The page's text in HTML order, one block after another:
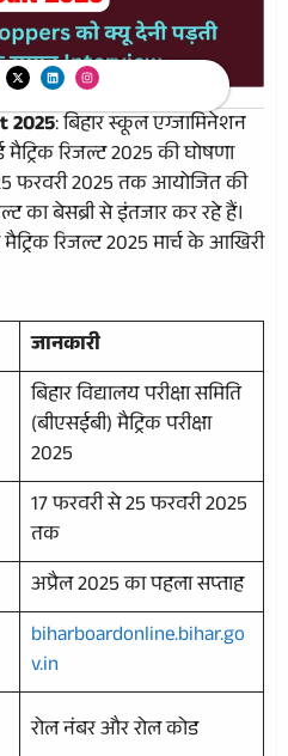
2025: बिहार स्कूल एग्जामिनेशन
मैट्रिक रिजल्ट 2025 की घोषणा
फरवरी 2025 तक आयोजित की
का बेसब्री से इंतजार कर रहे हैं।
मैट्रिक रिजल्ट 2025 मार्च के आखिरी
जानकारी
बिहार विद्यालय परीक्षा समिति
(बीएसईबी) मैट्रिक परीक्षा
2025
17 फरवरी से 25 फरवरी 2025
तक
अप्रैल 2025 का पहला सप्ताह
biharboardonline.bihar.go
v.in
रोल नंबर और रोल कोड